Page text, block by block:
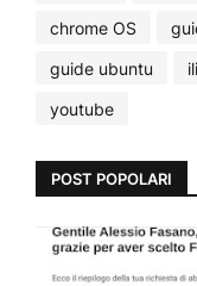
chrome OS
guide ubuntu
youtube
POST POPOLARI